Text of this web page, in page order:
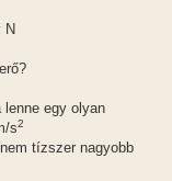
N
lenne egy olyan
s2
tízszer nagyobb